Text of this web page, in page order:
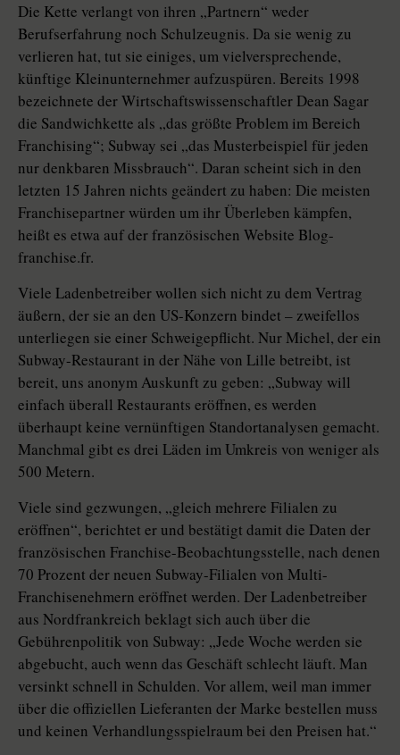
Die Kette verlangt von ihren „Partnern“ weder
Berufserfahrung noch Schulzeugnis. Da sie wenig zu
verlieren hat, tut sie einiges, um vielversprechende,
künftige Kleinunternehmer aufzuspüren. Bereits 1998
bezeichnete der Wirtschaftswissenschaftler Dean Sagar
die Sandwichkette als „das größte Problem im Bereich
Franchising“; Subway sei „das Musterbeispiel für jeden
nur denkbaren Missbrauch“. Daran scheint sich in den
letzten 15 Jahren nichts geändert zu haben: Die meisten
Fran­chise­partner würden um ihr Überleben kämpfen,
heißt es etwa auf der französischen Website Blog-
franchise.fr.
Viele Ladenbetreiber wollen sich nicht zu dem Vertrag
äußern, der sie an den US-Konzern bindet – zweifellos
unterliegen sie einer Schweigepflicht. Nur Michel, der ein
Subway-Restaurant in der Nähe von Lille betreibt, ist
bereit, uns anonym Auskunft zu geben: „Subway will
einfach überall Restaurants eröffnen, es werden
überhaupt keine vernünftigen Standortanalysen gemacht.
Manchmal gibt es drei Läden im Umkreis von weniger als
500 Metern.
Viele sind gezwungen, „gleich mehrere Filialen zu
eröffnen“, berichtet er und bestätigt damit die Daten der
französischen Franchise-Beobachtungsstelle, nach denen
70 Prozent der neuen Subway-Filialen von Multi-
Franchisenehmern eröffnet werden. Der Ladenbetreiber
aus Nordfrankreich beklagt sich auch über die
Gebührenpolitik von Subway: „Jede Woche werden sie
abgebucht, auch wenn das Geschäft schlecht läuft. Man
versinkt schnell in Schulden. Vor allem, weil man immer
über die offiziellen Lieferanten der Marke bestellen muss
und keinen Verhandlungsspielraum bei den Preisen hat.“